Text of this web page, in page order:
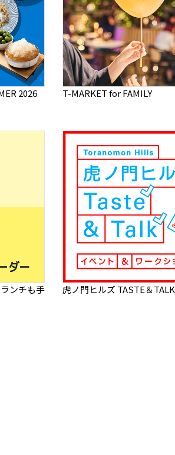
2026 T-MARKET for FAMILY
ンチも手
虎ノ門ヒルズ TASTE＆TALK